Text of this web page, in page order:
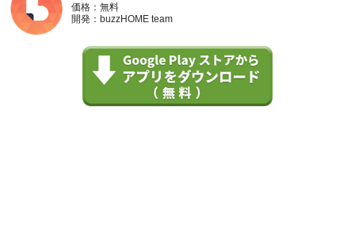
価格：無料
開発：buzzHOME team